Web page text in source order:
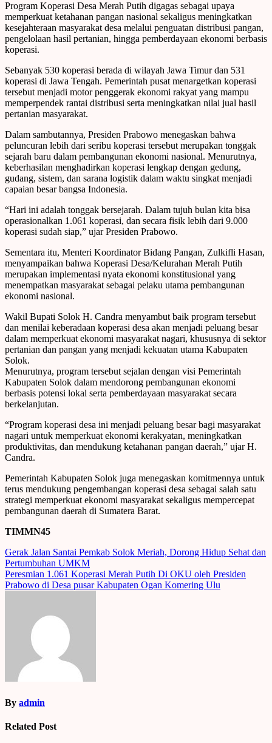
Program Koperasi Desa Merah Putih digagas sebagai upaya
memperkuat ketahanan pangan nasional sekaligus meningkatkan
kesejahteraan masyarakat desa melalui penguatan distribusi pangan,
pengelolaan hasil pertanian, hingga pemberdayaan ekonomi berbasis
koperasi.
Sebanyak 530 koperasi berada di wilayah Jawa Timur dan 531
koperasi di Jawa Tengah. Pemerintah pusat menargetkan koperasi
tersebut menjadi motor penggerak ekonomi rakyat yang mampu
memperpendek rantai distribusi serta meningkatkan nilai jual hasil
pertanian masyarakat.
Dalam sambutannya, Presiden Prabowo menegaskan bahwa
peluncuran lebih dari seribu koperasi tersebut merupakan tonggak
sejarah baru dalam pembangunan ekonomi nasional. Menurutnya,
keberhasilan menghadirkan koperasi lengkap dengan gedung,
gudang, sistem, dan sarana logistik dalam waktu singkat menjadi
capaian besar bangsa Indonesia.
“Hari ini adalah tonggak bersejarah. Dalam tujuh bulan kita bisa
operasionalkan 1.061 koperasi, dan secara fisik lebih dari 9.000
koperasi sudah siap,” ujar Presiden Prabowo.
Sementara itu, Menteri Koordinator Bidang Pangan, Zulkifli Hasan,
menyampaikan bahwa Koperasi Desa/Kelurahan Merah Putih
merupakan implementasi nyata ekonomi konstitusional yang
menempatkan masyarakat sebagai pelaku utama pembangunan
ekonomi nasional.
Wakil Bupati Solok H. Candra menyambut baik program tersebut
dan menilai keberadaan koperasi desa akan menjadi peluang besar
dalam memperkuat ekonomi masyarakat nagari, khususnya di sektor
pertanian dan pangan yang menjadi kekuatan utama Kabupaten
Solok.
Menurutnya, program tersebut sejalan dengan visi Pemerintah
Kabupaten Solok dalam mendorong pembangunan ekonomi
berbasis potensi lokal serta pemberdayaan masyarakat secara
berkelanjutan.
“Program koperasi desa ini menjadi peluang besar bagi masyarakat
nagari untuk memperkuat ekonomi kerakyatan, meningkatkan
produktivitas, dan mendukung ketahanan pangan daerah,” ujar H.
Candra.
Pemerintah Kabupaten Solok juga menegaskan komitmennya untuk
terus mendukung pengembangan koperasi desa sebagai salah satu
strategi memperkuat ekonomi masyarakat sekaligus mempercepat
pembangunan daerah di Sumatera Barat.
TIMMN45
Post
navigation
Gerak Jalan Santai Pemkab Solok Meriah, Dorong Hidup Sehat dan
Pertumbuhan UMKM
Peresmian 1.061 Koperasi Merah Putih Di OKU oleh Presiden
Prabowo di Desa pusar Kabupaten Ogan Komering Ulu
By admin
Related Post